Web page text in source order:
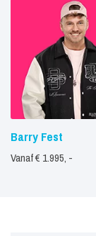
Barry Fest
Vanaf € 1.995, -